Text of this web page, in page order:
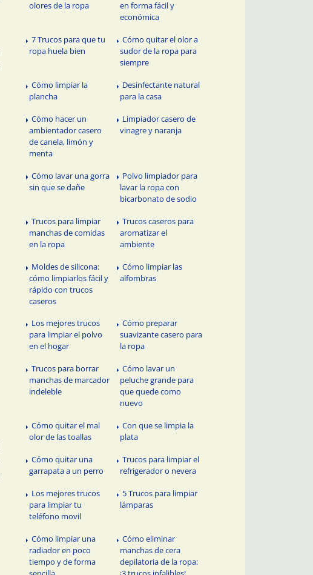
olores de la ropa
en forma fácil y
económica
7 Trucos para que tu
ropa huela bien
Cómo quitar el olor a
sudor de la ropa para
siempre
Cómo limpiar la
plancha
Desinfectante natural
para la casa
Cómo hacer un
ambientador casero
de canela, limón y
menta
Limpiador casero de
vinagre y naranja
Cómo lavar una gorra
sin que se dañe
Polvo limpiador para
lavar la ropa con
bicarbonato de sodio
Trucos para limpiar
manchas de comidas
en la ropa
Trucos caseros para
aromatizar el
ambiente
Moldes de silicona:
cómo limpiarlos fácil y
rápido con trucos
caseros
Cómo limpiar las
alfombras
Los mejores trucos
para limpiar el polvo
en el hogar
Cómo preparar
suavizante casero para
la ropa
Trucos para borrar
manchas de marcador
indeleble
Cómo lavar un
peluche grande para
que quede como
nuevo
Cómo quitar el mal
olor de las toallas
Con que se limpia la
plata
Cómo quitar una
garrapata a un perro
Trucos para limpiar el
refrigerador o nevera
Los mejores trucos
para limpiar tu
teléfono movil
5 Trucos para limpiar
lámparas
Cómo limpiar una
radiador en poco
tiempo y de forma
Cómo eliminar
manchas de cera
depilatoria de la ropa: